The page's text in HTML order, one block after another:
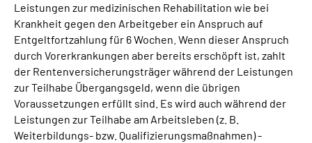
Language
Inhalte in Gebärdensprache (DGS)
Leichte Sprache
Leistungen zur medizinischen Rehabilitation wie bei
Krankheit gegen den Arbeitgeber ein Anspruch auf
Entgeltfortzahlung für 6 Wochen. Wenn dieser Anspruch
durch Vorerkrankungen aber bereits erschöpft ist, zahlt
der Rentenversicherungsträger während der Leistungen
zur Teilhabe Übergangsgeld, wenn die übrigen
Voraussetzungen erfüllt sind. Es wird auch während der
Leistungen zur Teilhabe am Arbeitsleben (z. B.
Weiterbildungs- bzw. Qualifizierungsmaßnahmen) -